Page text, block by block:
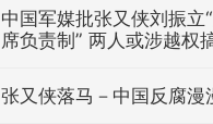
中国军媒批张又侠刘振立
席负责制” 两人或涉
张又侠落马－中国反腐漫